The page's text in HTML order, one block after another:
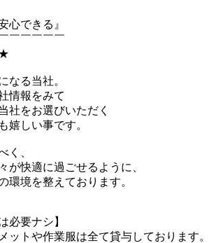
心できる』
￣￣￣￣￣
★
なる当社。
情報をみて
社をお選びいただく
嬉しい事です。
く、
が快適に過ごせるように、
環境を整えております。
必要ナシ】
ットや作業服は全て貸与しております。